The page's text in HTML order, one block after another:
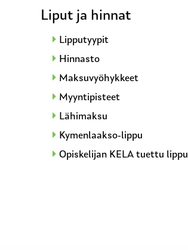
Liput ja hinnat
Lipputyypit
Hinnasto
Maksuvyöhykkeet
Myyntipisteet
Lähimaksu
Kymenlaakso-lippu
Opiskelijan KELA tuettu lippu